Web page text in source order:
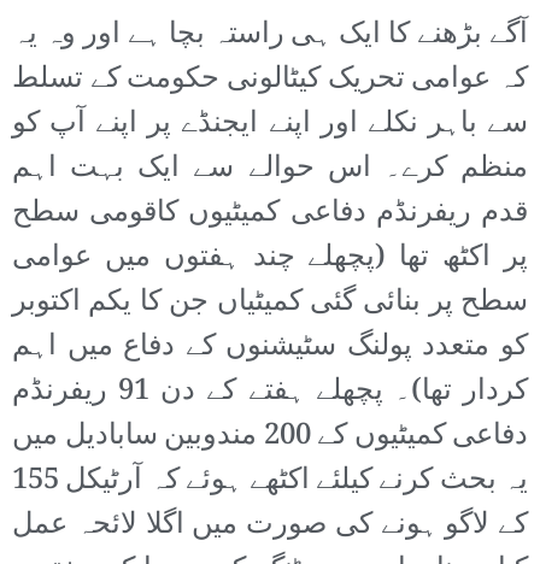
آگے بڑھنے کا ایک ہی راستہ بچا ہے اور وہ یہ
کہ عوامی تحریک کیٹالونی حکومت کے تسلط
سے باہر نکلے اور اپنے ایجنڈے پر اپنے آپ کو
منظم کرے۔ اس حوالے سے ایک بہت اہم
قدم ریفرنڈم دفاعی کمیٹیوں کاقومی سطح
پر اکٹھ تھا (پچھلے چند ہفتوں میں عوامی
سطح پر بنائی گئی کمیٹیاں جن کا یکم اکتوبر
کو متعدد پولنگ سٹیشنوں کے دفاع میں اہم
کردار تھا)۔ پچھلے ہفتے کے دن 91 ریفرنڈم
دفاعی کمیٹیوں کے 200 مندوبین سابادیل میں
یہ بحث کرنے کیلئے اکٹھے ہوئے کہ آرٹیکل 155
کے لاگو ہونے کی صورت میں اگلا لائحہ عمل